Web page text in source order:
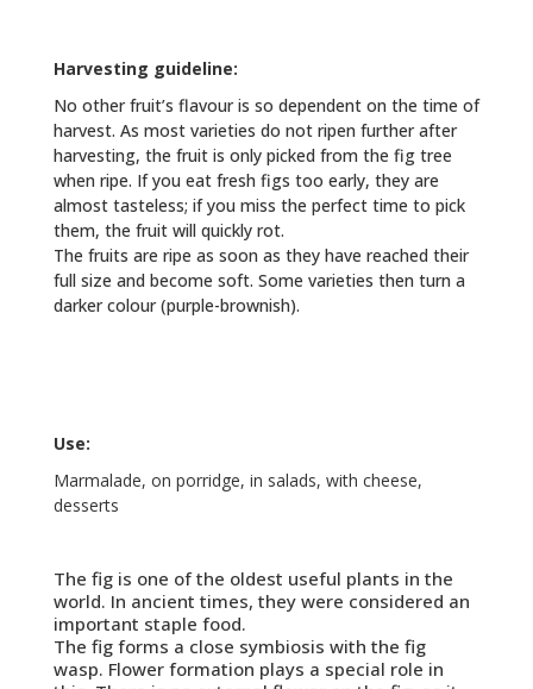
Harvesting guideline:
No other fruit’s flavour is so dependent on the time of
harvest. As most varieties do not ripen further after
harvesting, the fruit is only picked from the fig tree
when ripe. If you eat fresh figs too early, they are
almost tasteless; if you miss the perfect time to pick
them, the fruit will quickly rot.
The fruits are ripe as soon as they have reached their
full size and become soft. Some varieties then turn a
darker colour (purple-brownish).
Use:
Marmalade, on porridge, in salads, with cheese,
desserts
The fig is one of the oldest useful plants in the
world. In ancient times, they were considered an
important staple food.
The fig forms a close symbiosis with the fig
wasp. Flower formation plays a special role in